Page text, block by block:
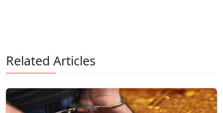
Related Articles